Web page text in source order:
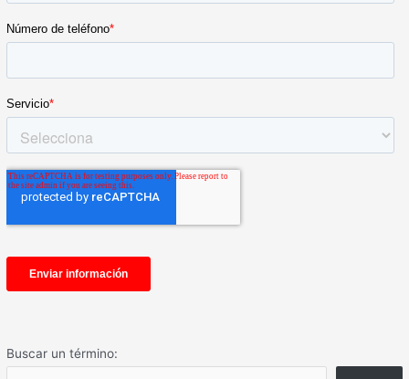
Buscar un término: